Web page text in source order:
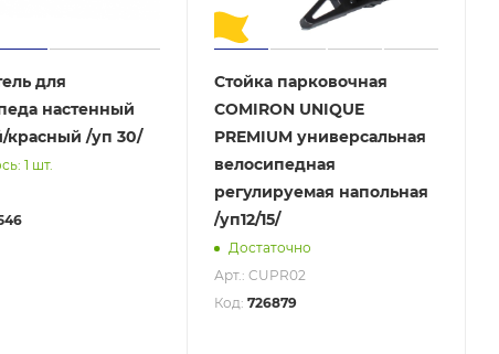
для
настенный
красный /уп 30/
1 шт.
Стойка парковочная
COMIRON UNIQUE
PREMIUM универсальная
велосипедная
регулируемая напольная
/уп12/15/
Достаточно
Арт.: CUPR02
Код:726879